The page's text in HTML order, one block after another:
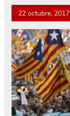
22 octubre, 2017